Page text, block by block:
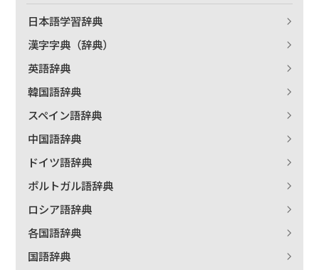
日本語学習辞典
漢字字典（辞典）
英語辞典
韓国語辞典
スペイン語辞典
中国語辞典
ドイツ語辞典
ポルトガル語辞典
ロシア語辞典
各国語辞典
国語辞典